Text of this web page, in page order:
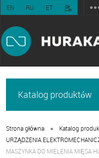
EN RU ET PL
Katalog produktów
Strona główna • Katalog
URZĄDZENIA
MASZYNKA DO MIELENIA MIĘSA